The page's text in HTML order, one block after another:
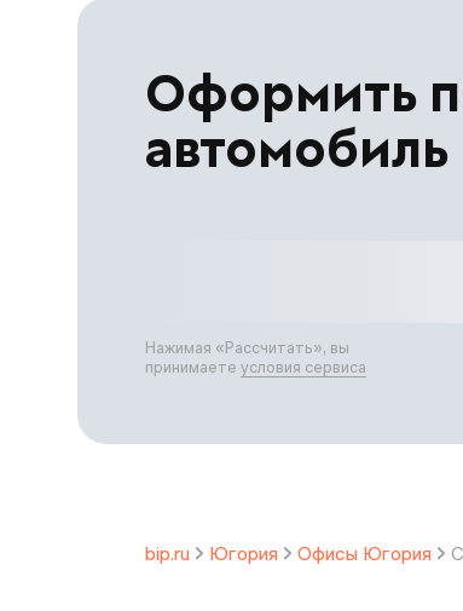
Оформить
Нажимая «Рассчитать», вы
принимаете условия сервиса
bip.ru Югория Офисы Югория